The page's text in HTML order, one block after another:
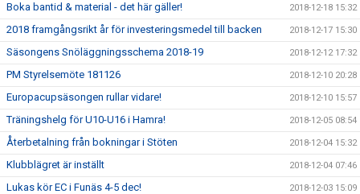
Boka bantid & material - det här gäller! 2018-12-18 15:32
2018 framgångsrikt år för investeringsmedel till backen 2018-12-17 15:30
Säsongens Snöläggningsschema 2018-19 2018-12-12 17:32
PM Styrelsemöte 181126 2018-12-10 20:28
Europacupsäsongen rullar vidare! 2018-12-10 15:57
Träningshelg för U10-U16 i Hamra! 2018-12-05 08:54
Återbetalning från bokningar i Stöten 2018-12-04 15:32
Klubblägret är inställt 2018-12-04 07:46
Lukas kör EC i Funäs 4-5 dec! 2018-12-03 15:09